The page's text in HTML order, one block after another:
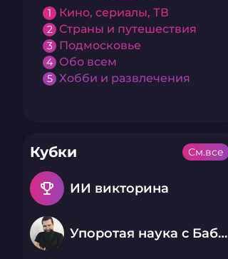
1 Кино, сериалы, ТВ
2 Страны и путешествия
3 Подмосковье
4 Обо всем
5 Хобби и развлечения
Кубки
emoji_events ИИ викторина
Упоротая наука с Бабаем Лютым
См.все